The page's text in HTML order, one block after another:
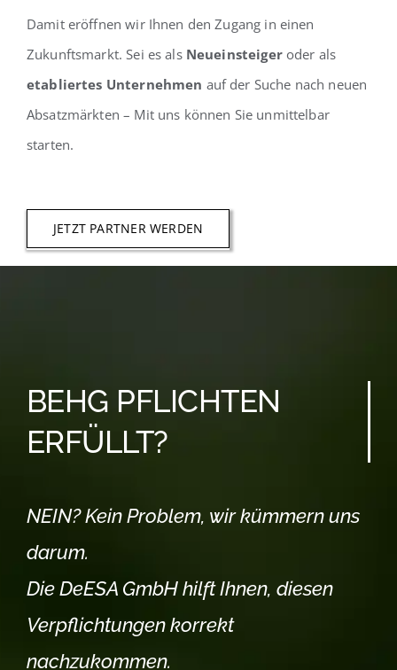
Damit eröffnen wir Ihnen den Zugang in einen
Zukunftsmarkt. Sei es als Neueinsteigeroder als
etabliertes Unternehmen auf der Suche nach neuen
Absatzmärkten – Mit uns können Sie unmittelbar
starten.
JETZT PARTNER WERDEN
BEHG PFLICHTEN
ERFÜLLT?
NEIN? Kein Problem, wir kümmern uns
darum.
Die DeESA GmbH hilft Ihnen, diesen
Verpflichtungen korrekt
nachzukommen.